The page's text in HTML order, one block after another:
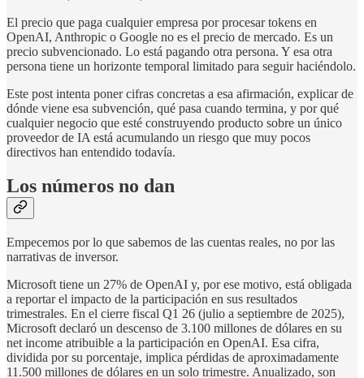
El precio que paga cualquier empresa por procesar tokens en
OpenAI, Anthropic o Google no es el precio de mercado. Es un
precio subvencionado. Lo está pagando otra persona. Y esa otra
persona tiene un horizonte temporal limitado para seguir haciéndolo.
Este post intenta poner cifras concretas a esa afirmación, explicar de
dónde viene esa subvención, qué pasa cuando termina, y por qué
cualquier negocio que esté construyendo producto sobre un único
proveedor de IA está acumulando un riesgo que muy pocos
directivos han entendido todavía.
Los números no dan
Empecemos por lo que sabemos de las cuentas reales, no por las
narrativas de inversor.
Microsoft tiene un 27% de OpenAI y, por ese motivo, está obligada
a reportar el impacto de la participación en sus resultados
trimestrales. En el cierre fiscal Q1 26 (julio a septiembre de 2025),
Microsoft declaró un descenso de 3.100 millones de dólares en su
net income atribuible a la participación en OpenAI. Esa cifra,
dividida por su porcentaje, implica pérdidas de aproximadamente
11.500 millones de dólares en un solo trimestre. Anualizado, son